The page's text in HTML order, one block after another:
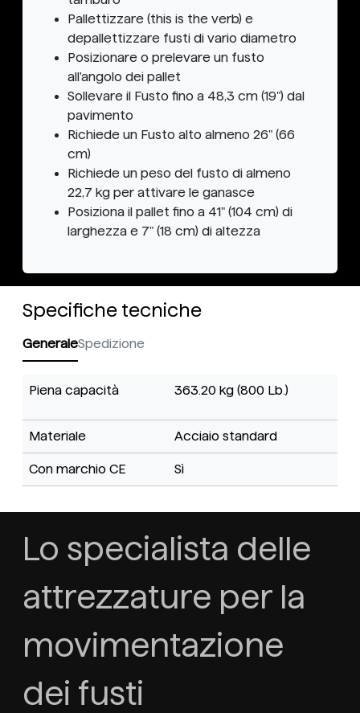
Pallettizzare (this is the verb) e
depallettizzare fusti di vario diametro
Posizionare o prelevare un fusto
all'angolo dei pallet
Sollevare il Fusto fino a 48,3 cm (19") dal
pavimento
Richiede un Fusto alto almeno 26" (66
cm)
Richiede un peso del fusto di almeno
22,7 kg per attivare le ganasce
Posiziona il pallet fino a 41" (104 cm) di
larghezza e 7" (18 cm) di altezza
Specifiche tecniche
GeneraleSpedizione
Piena capacità 363.20 kg (800 Lb.)
Materiale Acciaio standard
Con marchio CE Sì
Lo specialista delle
attrezzature per la
movimentazione
dei fusti